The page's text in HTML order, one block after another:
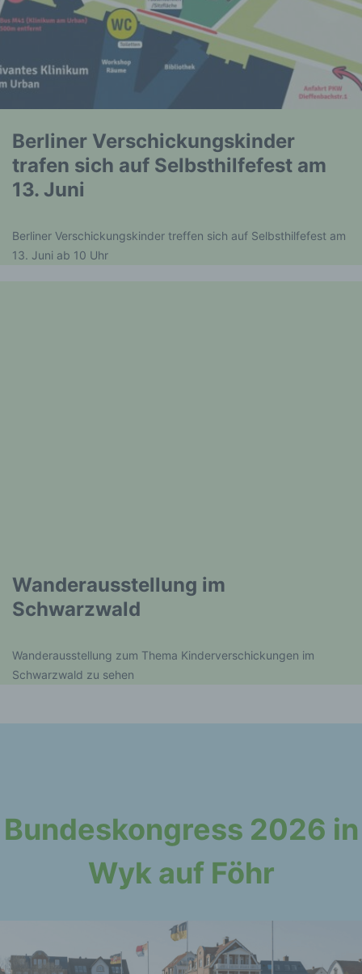
Berliner Verschickungskinder
trafen sich auf Selbsthilfefest am
13. Juni
Berliner Verschickungskinder treffen sich auf Selbsthilfefest am
13. Juni ab 10 Uhr
Wanderausstellung im
Schwarzwald
Wanderausstellung zum Thema Kinderverschickungen im
Schwarzwald zu sehen
Bundeskongress 2026 in
Wyk auf Föhr